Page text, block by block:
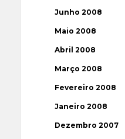
Junho 2008
Maio 2008
Abril 2008
Março 2008
Fevereiro 2008
Janeiro 2008
Dezembro 2007